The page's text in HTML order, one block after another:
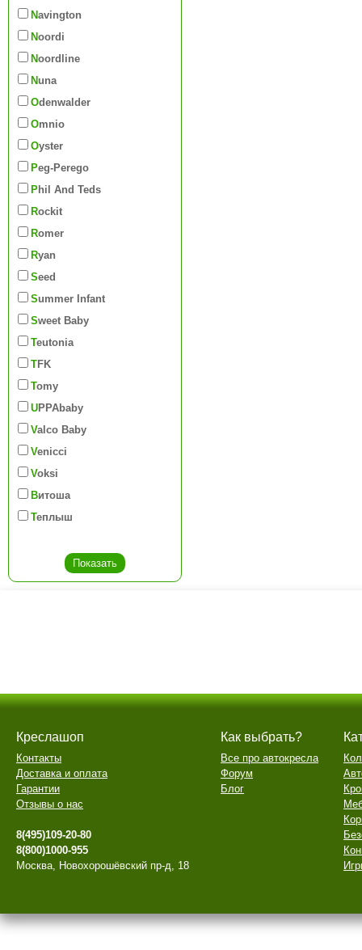
Navington
Noordi
Noordline
Nuna
Odenwalder
Omnio
Oyster
Peg-Perego
Phil And Teds
Rockit
Romer
Ryan
Seed
Summer Infant
Sweet Baby
Teutonia
TFK
Tomy
UPPAbaby
Valco Baby
Venicci
Voksi
Витоша
Теплыш
Креслашоп
Контакты
Доставка и оплата
Гарантии
Отзывы о нас
8(495)109-20-80
8(800)1000-955
Москва, Новохорошёвский пр-д, 18
Как выбрать?
Все про автокресла
Форум
Блог